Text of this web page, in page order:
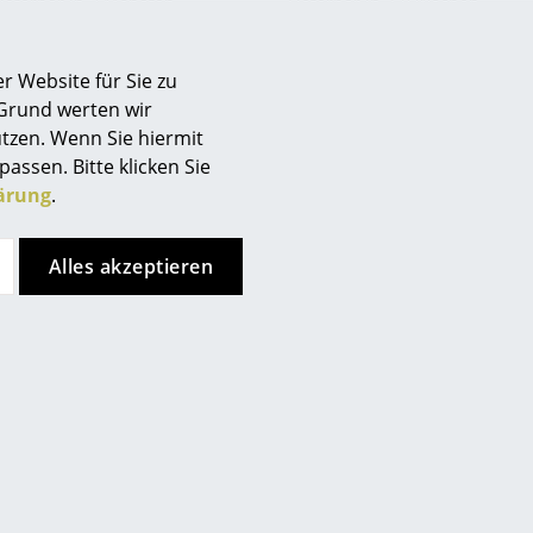
Website für Sie zu
werten wir
Wenn Sie hiermit
Bitte klicken Sie
.
Alles akzeptieren
Voll, arbeiteten bereits seit dem Jahr 2000 im